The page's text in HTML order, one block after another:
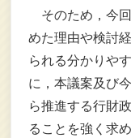
そのため，今
めた理由や検討
られる分かりや
に，本議案及び
ら推進する行財
ることを強く求